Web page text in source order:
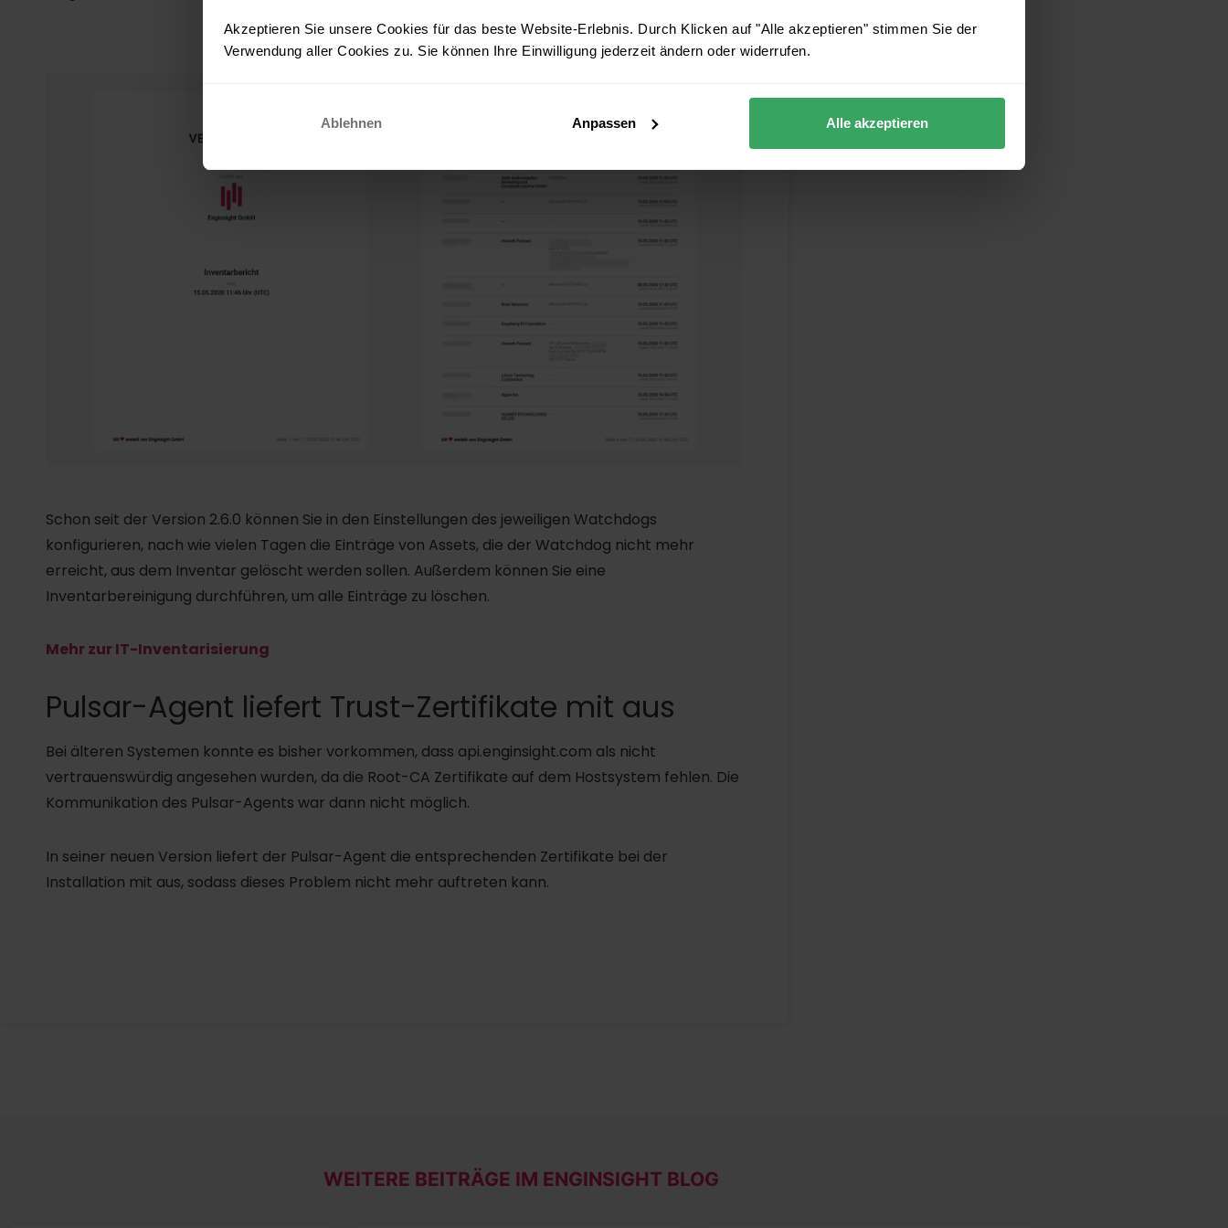
Akzeptieren Sie unsere Cookies für das beste Website-Erlebnis. Durch Klicken auf "Alle akzeptieren" stimmen Sie der
Verwendung aller Cookies zu. Sie können Ihre Einwilligung jederzeit ändern oder widerrufen.
Ablehnen Anpassen Alle akzeptieren
Schon seit der Version 2.6.0 können Sie in den Einstellungen des jeweiligen Watchdogs
konfigurieren, nach wie vielen Tagen die Einträge von Assets, die der Watchdog nicht mehr
erreicht, aus dem Inventar gelöscht werden sollen. Außerdem können Sie eine
Inventarbereinigung durchführen, um alle Einträge zu löschen.
Mehr zur IT-Inventarisierung
Pulsar-Agent liefert Trust-Zertifikate mit aus
Bei älteren Systemen konnte es bisher vorkommen, dass api.enginsight.com als nicht
vertrauenswürdig angesehen wurden, da die Root-CA Zertifikate auf dem Hostsystem fehlen. Die
Kommunikation des Pulsar-Agents war dann nicht möglich.
In seiner neuen Version liefert der Pulsar-Agent die entsprechenden Zertifikate bei der
Installation mit aus, sodass dieses Problem nicht mehr auftreten kann.
WEITERE BEITRÄGE IM ENGINSIGHT BLOG